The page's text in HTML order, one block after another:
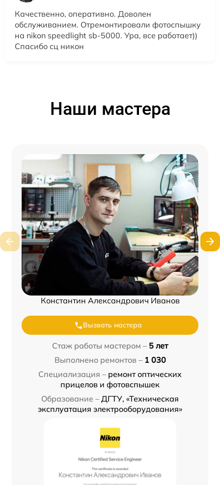
Качественно, оперативно. Доволен
обслуживанием. Отремонтировали фотоспышку
на nikon speedlight sb-5000. Ура, все работает))
Спасибо сц никон
Наши мастера
Константин Александрович Иванов
Вызвать мастера
Стаж работы мастером – 5 лет
Выполнено ремонтов – 1 030
Специализация – ремонт оптических
прицелов и фотовспышек
Образование – ДГТУ, «Техническая
эксплуатация электрооборудования»